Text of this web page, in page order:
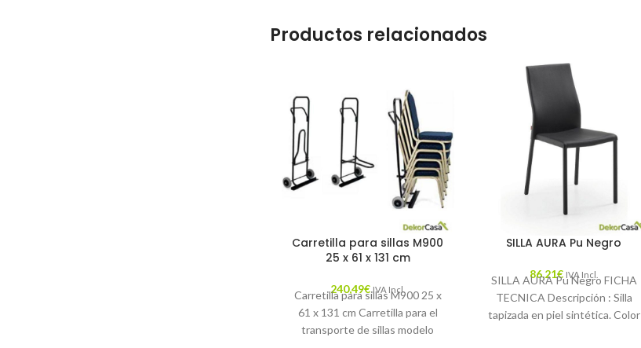
Productos relacionados
Carretilla para sillas M900
25 x 61 x 131 cm
240,49€ IVA Incl.
Carretilla para sillas M900 25 x
61 x 131 cm Carretilla para el
transporte de sillas modelo
SILLA AURA Pu Negro
86,21€ IVA Incl.
SILLA AURA Pu Negro FICHA
TECNICA Descripción : Silla
tapizada en piel sintética. Color